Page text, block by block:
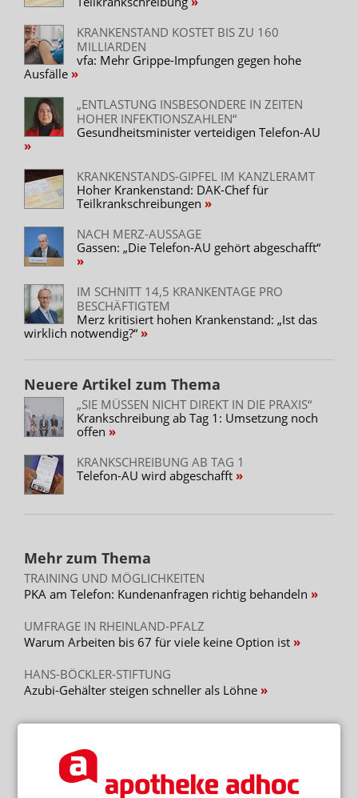
KRANKENSTAND KOSTET BIS ZU 160
MILLIARDEN
vfa: Mehr Grippe-Impfungen gegen hohe
Ausfälle
„ENTLASTUNG INSBESONDERE IN ZEITEN
HOHER INFEKTIONSZAHLEN“
Gesundheitsminister verteidigen Telefon-AU
KRANKENSTANDS-GIPFEL IM KANZLERAMT
Hoher Krankenstand: DAK-Chef für
Teilkrankschreibungen
NACH MERZ-AUSSAGE
Gassen: „Die Telefon-AU gehört abgeschafft“
IM SCHNITT 14,5 KRANKENTAGE PRO
BESCHÄFTIGTEM
Merz kritisiert hohen Krankenstand: „Ist das
wirklich notwendig?“
Neuere Artikel zum Thema
„SIE MÜSSEN NICHT DIREKT IN DIE PRAXIS“
Krankschreibung ab Tag 1: Umsetzung noch
offen
KRANKSCHREIBUNG AB TAG 1
Telefon-AU wird abgeschafft
Mehr zum Thema
TRAINING UND MÖGLICHKEITEN
PKA am Telefon: Kundenanfragen richtig behandeln
UMFRAGE IN RHEINLAND-PFALZ
Warum Arbeiten bis 67 für viele keine Option ist
HANS-BÖCKLER-STIFTUNG
Azubi-Gehälter steigen schneller als Löhne
ÜBER 240 FÄLLE
West-Nil-Fieber in Europa